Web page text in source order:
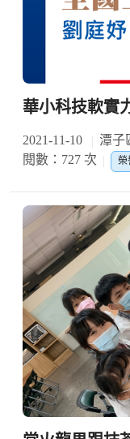
華小科技軟實
2021-11-10 潭子
閱數：727 次
榮